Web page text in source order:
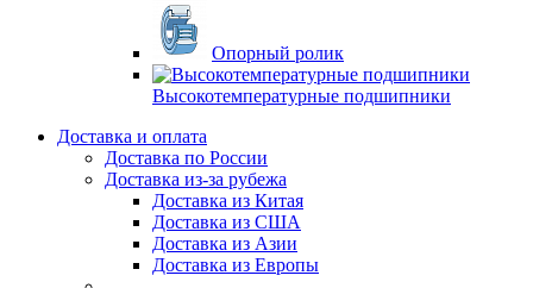
Опорный ролик
Высокотемпературные подшипники
Доставка и оплата
Доставка по России
Доставка из-за рубежа
Доставка из Китая
Доставка из США
Доставка из Азии
Доставка из Европы